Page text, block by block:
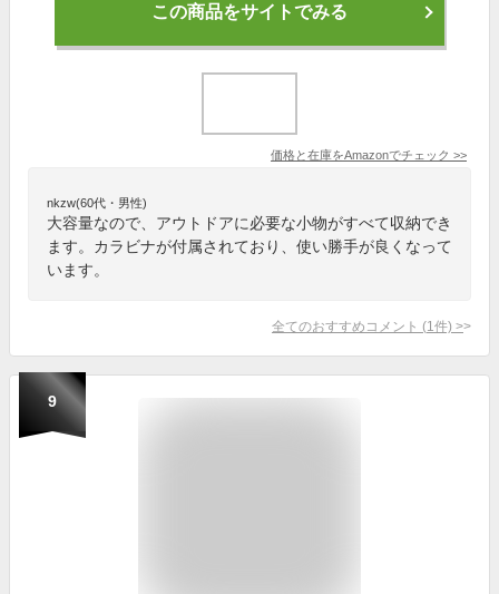
この商品をサイトでみる
価格と在庫をAmazonでチェック >>
nkzw(60代・男性)
大容量なので、アウトドアに必要な小物がすべて収納でき
ます。カラビナが付属されており、使い勝手が良くなって
います。
全てのおすすめコメント (1 件) >
9